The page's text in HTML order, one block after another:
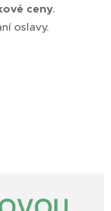
ceny.
oslavy.